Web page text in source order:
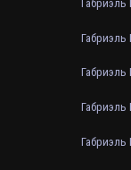
Габриэль
Габриэль
Габриэль
Габриэль
Габриэль